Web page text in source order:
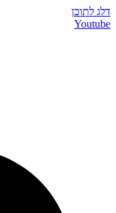
דלג לתוכן
Youtube